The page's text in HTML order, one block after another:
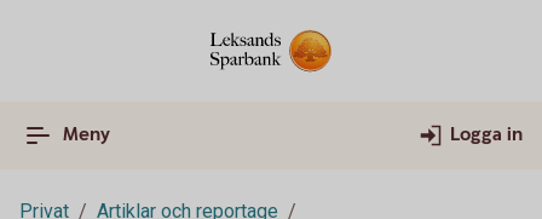
Meny Logga in
Privat
Artiklar och reportage